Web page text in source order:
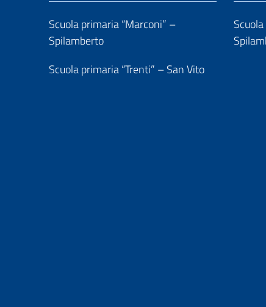
Scuola primaria “Marconi” –
Spilamberto
Scuola primaria “Trenti” – San Vito